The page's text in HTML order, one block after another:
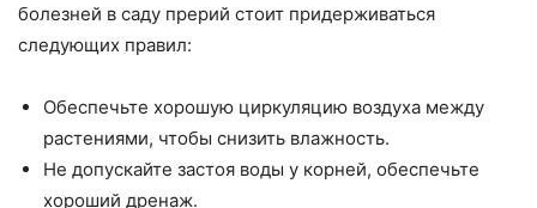
болезней в саду прерий стоит придерживаться
следующих правил:
Обеспечьте хорошую циркуляцию воздуха между
растениями, чтобы снизить влажность.
Не допускайте застоя воды у корней, обеспечьте
хороший дренаж.